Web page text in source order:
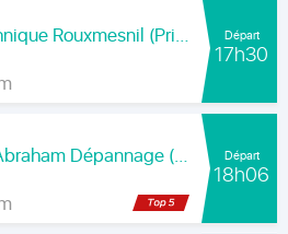
Prix Mon Contrôle Technique Rouxmesnil (Prix Jean de la Rochefoucauld) Départ
17h30
Prix Société Nouvelle Abraham Dépannage (Prix Arenice) Départ
18h06